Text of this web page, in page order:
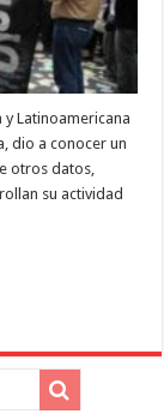
Latinoamericana
dio a conocer un
otros datos,
su actividad